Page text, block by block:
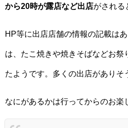
から20時が露店など出店がされる
HP等に出店店舗の情報の記載は
は、たこ焼きや焼きそばなどお祭
たようです。多くの出店がありそ
なにがあるかは行ってからのお楽